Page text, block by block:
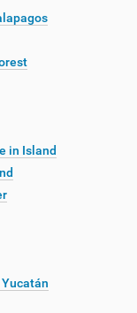
in Island